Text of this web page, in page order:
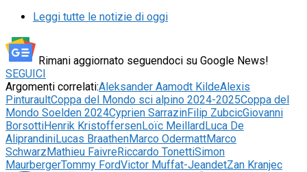
Leggi tutte le notizie di oggi
Rimani aggiornato seguendoci su Google News!
SEGUICI
Argomenti correlati:Aleksander Aamodt KildeAlexis
PinturaultCoppa del Mondo sci alpino 2024-2025Coppa del
Mondo Soelden 2024Cyprien SarrazinFilip ZubcicGiovanni
BorsottiHenrik KristoffersenLoïc MeillardLuca De
AliprandiniLucas BraathenMarco OdermattMarco
SchwarzMathieu FaivreRiccardo TonettiSimon
MaurbergerTommy FordVictor Muffat-JeandetZan Kranjec